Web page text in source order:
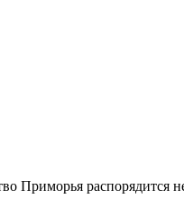
Приморья распорядится